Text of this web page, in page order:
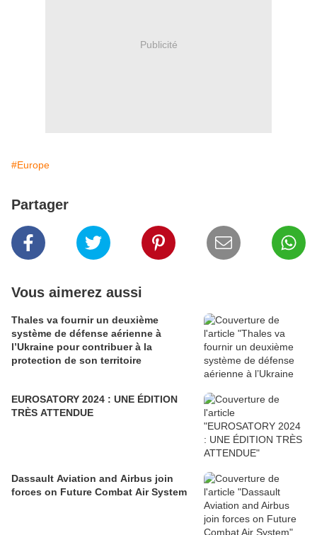
Publicité
#Europe
Partager
Vous aimerez aussi
Thales va fournir un deuxième
système de défense aérienne à
l’Ukraine pour contribuer à la
protection de son territoire
EUROSATORY 2024 : UNE ÉDITION
TRÈS ATTENDUE
Dassault Aviation and Airbus join
forces on Future Combat Air System